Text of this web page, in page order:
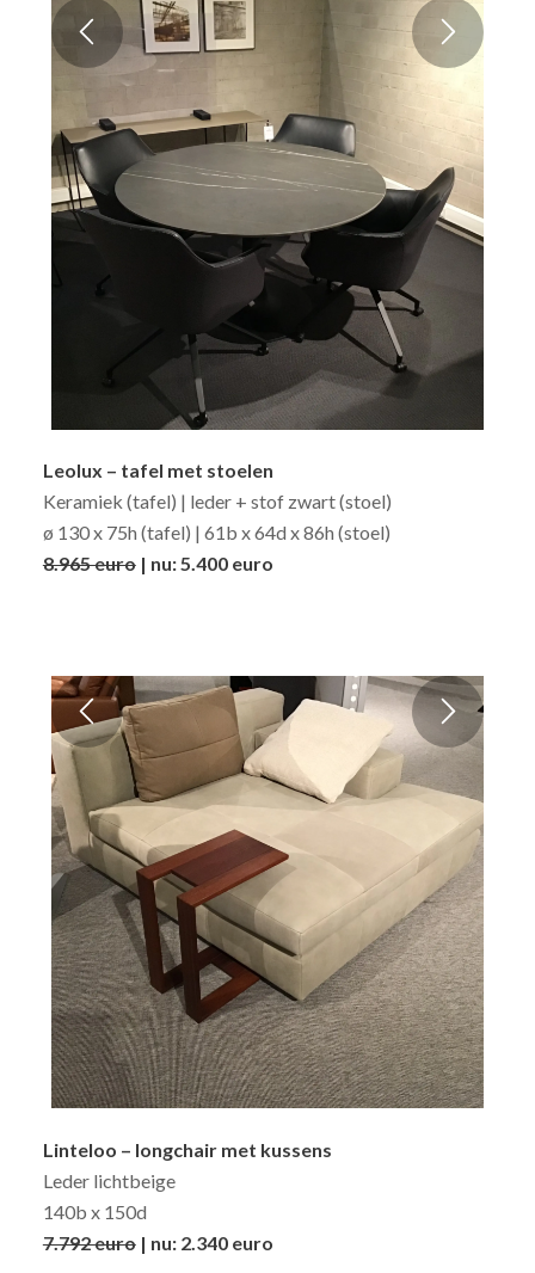
Leolux – tafel met stoelen
Keramiek (tafel) | leder + stof zwart (stoel)
ø 130 x 75h (tafel) | 61b x 64d x 86h (stoel)
8.965 euro| nu: 5.400 euro
Linteloo – longchair met kussens
Leder lichtbeige
140b x 150d
7.792 euro| nu: 2.340 euro